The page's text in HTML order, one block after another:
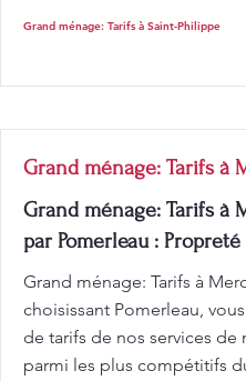
Grand ménage: Tarifs à Saint-Philippe
Grand ménage: Tarifs à
Grand ménage: Tarifs à
par Pomerleau :
Grand ménage: Tarifs à
choisissant Pomerleau,
de tarifs de nos services de
parmi les plus compétitifs